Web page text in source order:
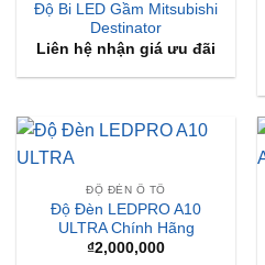
Độ Bi LED Gầm Mitsubishi
Destinator
Liên hệ nhận giá ưu đãi
ĐỘ ĐÈN Ô TÔ
Độ Đèn LEDPRO A10
ULTRA Chính Hãng
₫2,000,000